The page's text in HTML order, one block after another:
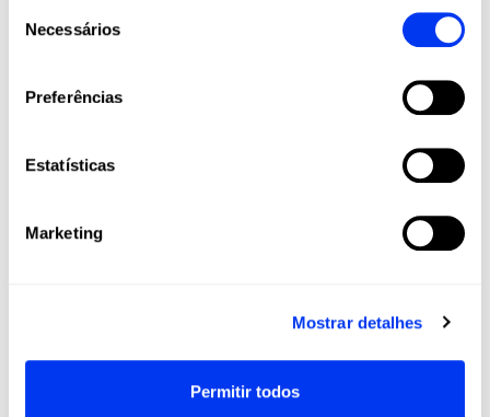
Necessários
Preferências
Estatísticas
Marketing
Mostrar detalhes
Permitir todos
O formato redondo, o ponto doce centrado e o equilíbrio
para quem valoriza ritmo, colocação e consistência.
confiança e controlo.